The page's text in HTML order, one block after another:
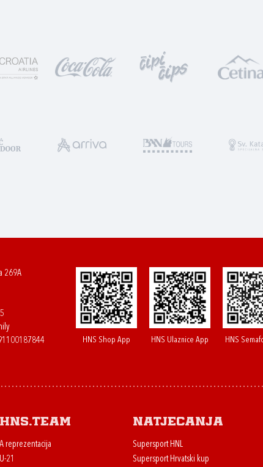
269A
HNS Shop App HNS Ulaznice App HNS
HNS.team
A reprezentacija
U-21
Natjecanja
Supersport HNL
Supersport Hrvatski kup